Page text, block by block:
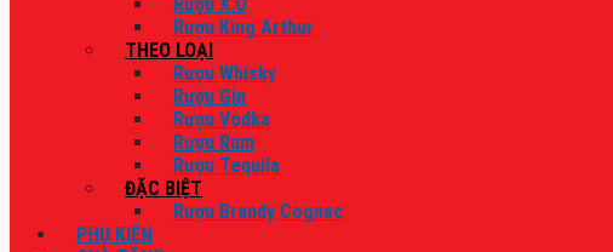
Rượu King Arthur
THEO LOẠI
Rượu Whisky
Rượu Gin
Rượu Vodka
Rượu Rum
Rượu Tequila
ĐẶC BIỆT
Rượu Brandy Cognac
PHỤ KIỆN